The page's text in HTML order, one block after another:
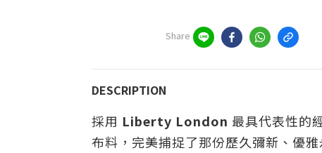
Share
DESCRIPTION
採用 Liberty London 最具代表性的
布料，完美捕捉了那份歷久彌新、優